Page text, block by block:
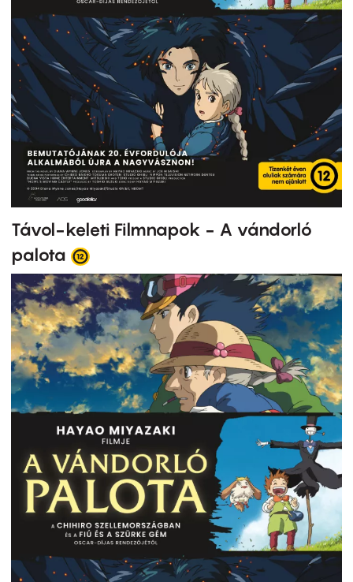
Távol-keleti Filmnapok - A vándorló
palota